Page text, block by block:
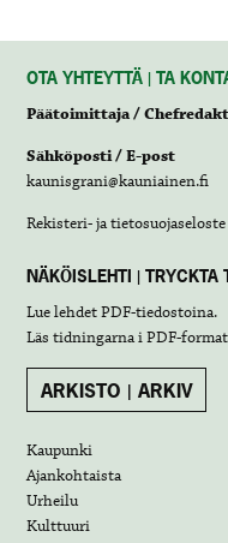
OTA YHTEYTTÄ | TA
Päätoimittaja /
Sähköposti / E-post
kaunisgrani@kauniainen.fi
Rekisteri- ja
NÄKÖISLEHTI | TRYCKTA
Lue lehdetPDF-tiedostoina.
Läs tidningarna iPDF-format
ARKISTO | ARKIV
Kaupunki
Ajankohtaista
Urheilu
Kulttuuri